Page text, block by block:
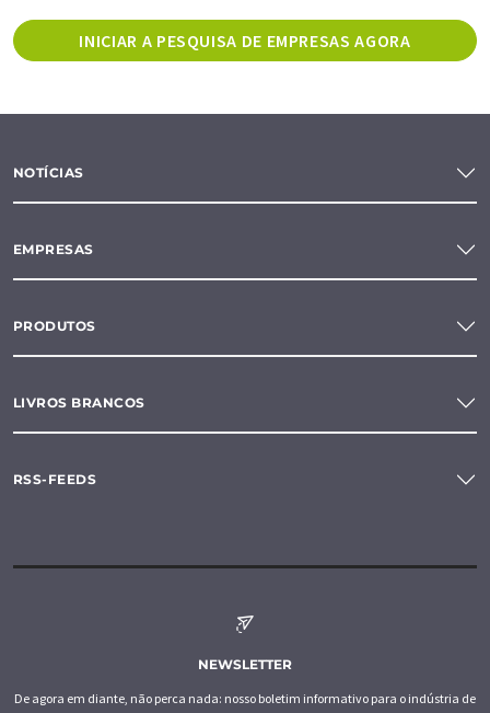
INICIAR A PESQUISA DE EMPRESAS AGORA
NOTÍCIAS
EMPRESAS
PRODUTOS
LIVROS BRANCOS
RSS-FEEDS
NEWSLETTER
De agora em diante, não perca nada: nosso boletim informativo para o indústria de